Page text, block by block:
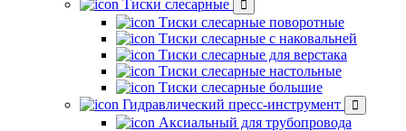
Тиски слесарные
Тиски слесарные поворотные
Тиски слесарные с наковальней
Тиски слесарные для верстака
Тиски слесарные настольные
Тиски слесарные большие
Гидравлический пресс-инструмент
Аксиальный для трубопровода